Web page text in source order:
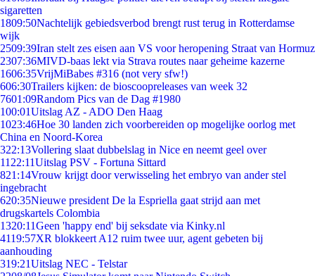
sigaretten
1809:50Nachtelijk gebiedsverbod brengt rust terug in Rotterdamse
wijk
2509:39Iran stelt zes eisen aan VS voor heropening Straat van Hormuz
2307:36MIVD-baas lekt via Strava routes naar geheime kazerne
1606:35VrijMiBabes #316 (not very sfw!)
606:30Trailers kijken: de bioscoopreleases van week 32
7601:09Random Pics van de Dag #1980
100:01Uitslag AZ - ADO Den Haag
1023:46Hoe 30 landen zich voorbereiden op mogelijke oorlog met
China en Noord-Korea
322:13Vollering slaat dubbelslag in Nice en neemt geel over
11 22:11Uitslag PSV - Fortuna Sittard
821:14Vrouw krijgt door verwisseling het embryo van ander stel
ingebracht
620:35Nieuwe president De la Espriella gaat strijd aan met
drugskartels Colombia
1320:11Geen 'happy end' bij seksdate via Kinky.nl
4119:57XR blokkeert A12 ruim twee uur, agent gebeten bij
aanhouding
319:21Uitslag NEC - Telstar